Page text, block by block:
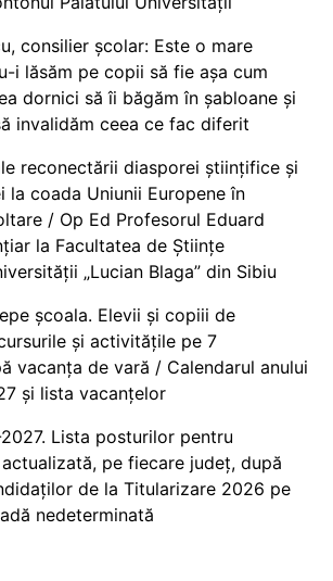
consilier școlar: Este o mare
i lăsăm pe copii să fie așa cum
dornici să îi băgăm în șabloane și
invalidăm ceea ce fac diferit
reconectării diasporei științifice și
la coada Uniunii Europene în
/ Op Ed Profesorul Eduard
la Facultatea de Științe
„Lucian Blaga” din Sibiu
școala. Elevii și copiii de
și activitățile pe 7
vacanța de vară / Calendarul anului
și lista vacanțelor
Lista posturilor pentru
pe fiecare județ, după
de la Titularizare 2026 pe
nedeterminată